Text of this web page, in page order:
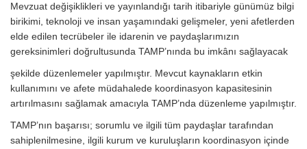
Mevzuat değişiklikleri ve yayınlandığı tarih itibariyle günümüz bilgi
birikimi, teknoloji ve insan yaşamındaki gelişmeler, yeni afetlerden
elde edilen tecrübeler ile idarenin ve paydaşlarımızın
gereksinimleri doğrultusunda TAMP’nında bu imkânı sağlayacak
şekilde düzenlemeler yapılmıştır. Mevcut kaynakların etkin
kullanımını ve afete müdahalede koordinasyon kapasitesinin
artırılmasını sağlamak amacıyla TAMP’nda düzenleme yapılmıştır.
TAMP’nın başarısı; sorumlu ve ilgili tüm paydaşlar tarafından
sahiplenilmesine, ilgili kurum ve kuruluşların koordinasyon içinde